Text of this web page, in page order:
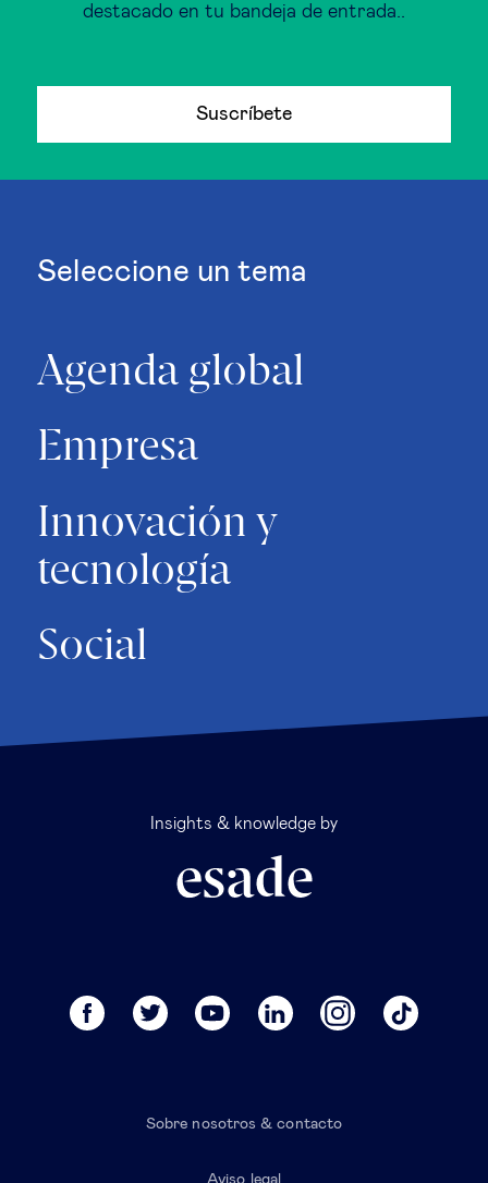
destacado en tu bandeja de entrada..
Suscríbete
Seleccione un tema
Agenda global
Empresa
Innovación y
tecnología
Social
Insights & knowledge by
Sobre nosotros & contacto
Aviso legal